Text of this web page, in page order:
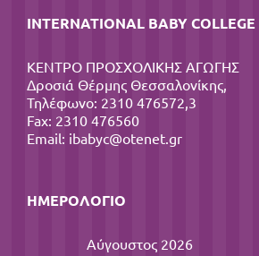
INTERNATIONAL BABY COLLEGE
ΚΕΝΤΡΟ ΠΡΟΣΧΟΛΙΚΗΣ ΑΓΩΓΗΣ
Δροσιά Θέρμης Θεσσαλονίκης,
Τηλέφωνο: 2310 476572,3
Fax: 2310 476560
Email: ibabyc@otenet.gr
ΗΜΕΡΟΛΌΓΙΟ
Αύγουστος 2026